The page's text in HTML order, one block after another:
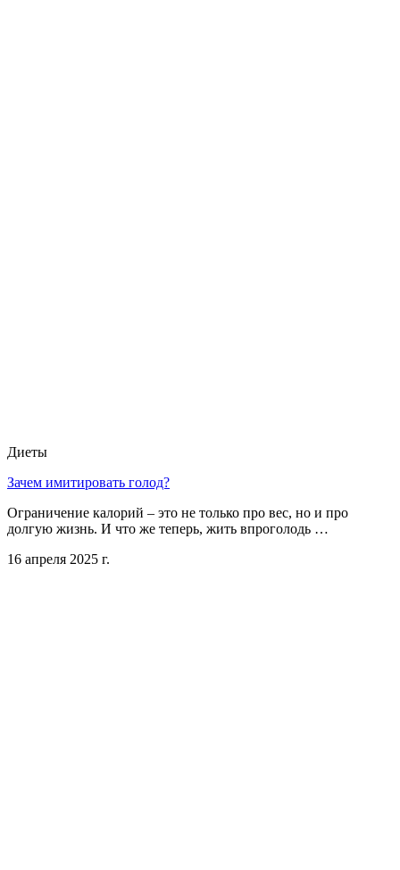
Диеты
Зачем имитировать голод?
Ограничение калорий – это не только про вес, но и про
долгую жизнь. И что же теперь, жить впроголодь …
16 апреля 2025 г.